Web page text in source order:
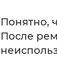
Понятно,
После